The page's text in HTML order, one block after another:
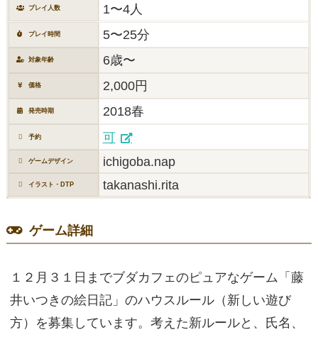
プレイ人数 1〜4人
プレイ時間 5〜25分
対象年齢 6歳〜
価格 2,000円
発売時期 2018春
予約 可
ゲームデザイン ichigoba.nap
イラスト・DTP takanashi.rita
ゲーム詳細
１２月３１日までブダカフェのピュアなゲーム「藤
井いつきの絵日記」のハウスルール（新しい遊び
方）を募集しています。考えた新ルールと、氏名、